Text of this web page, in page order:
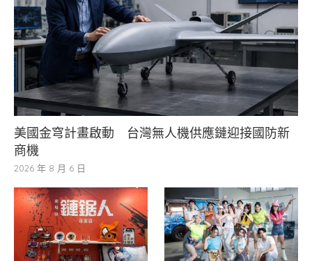
美國金穹計畫啟動 台灣無人機供應鏈迎接國防新
商機
2026 年 8 月 6 日